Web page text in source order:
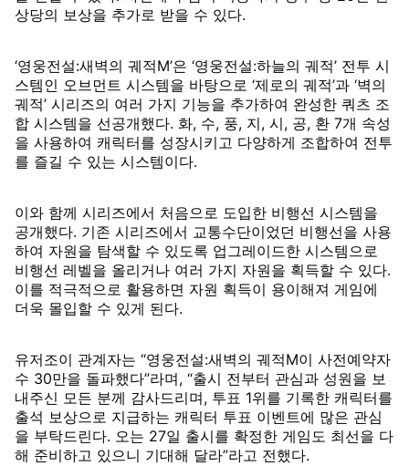
상당의 보상을 추가로 받을 수 있다.
‘영웅전설:새벽의 궤적M’은 ‘영웅전설:하늘의 궤적’ 전투 시
스템인 오브먼트 시스템을 바탕으로 ‘제로의 궤적’과 ‘벽의
궤적’ 시리즈의 여러 가지 기능을 추가하여 완성한 쿼츠 조
합 시스템을 선공개했다. 화, 수, 풍, 지, 시, 공, 환 7개 속성
을 사용하여 캐릭터를 성장시키고 다양하게 조합하여 전투
를 즐길 수 있는 시스템이다.
이와 함께 시리즈에서 처음으로 도입한 비행선 시스템을
공개했다. 기존 시리즈에서 교통수단이었던 비행선을 사용
하여 자원을 탐색할 수 있도록 업그레이드한 시스템으로
비행선 레벨을 올리거나 여러 가지 자원을 획득할 수 있다.
이를 적극적으로 활용하면 자원 획득이 용이해져 게임에
더욱 몰입할 수 있게 된다.
유저조이 관계자는 “영웅전설:새벽의 궤적M이 사전예약자
수 30만을 돌파했다”라며, “출시 전부터 관심과 성원을 보
내주신 모든 분께 감사드리며, 투표 1위를 기록한 캐릭터를
출석 보상으로 지급하는 캐릭터 투표 이벤트에 많은 관심
을 부탁드린다. 오는 27일 출시를 확정한 게임도 최선을 다
해 준비하고 있으니 기대해 달라”라고 전했다.